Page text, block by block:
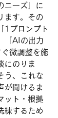
ニーズ」に
ます。その
1プロンプト
「AIの出力
ぐ微調整を施
にのりま
う、これな
が聞けるま
ット・根拠
練するため